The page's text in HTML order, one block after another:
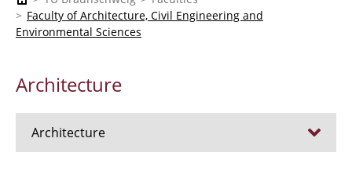
Faculty of Architecture, Civil Engineering and
Environmental Sciences
Architecture
Architecture